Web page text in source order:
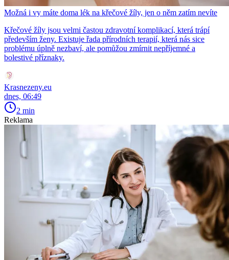
Možná i vy máte doma lék na křečové žíly, jen o něm zatím nevíte
Křečové žíly jsou velmi častou zdravotní komplikací, která trápí
především ženy. Existuje řada přírodních terapií, která nás sice
problému úplně nezbaví, ale pomůžou zmírnit nepříjemné a
bolestivé příznaky.
Krasnezeny.eu
dnes, 06:49
2 min
Reklama